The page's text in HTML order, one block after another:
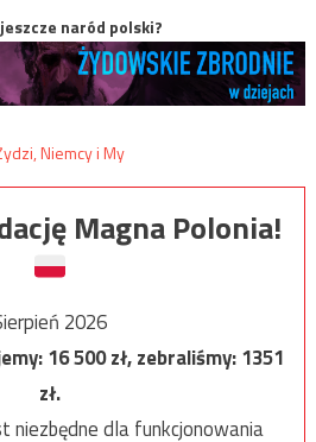
naród polski?
Magna Polonia!
2026
16 500zł, zebraliśmy:1351
zł.
dla funkcjonowania